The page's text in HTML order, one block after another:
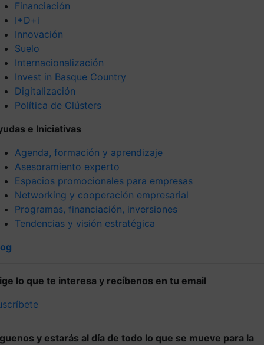
Financiación
I+D+i
Innovación
Suelo
Internacionalización
Invest in Basque Country
Digitalización
Política de Clústers
e Iniciativas
Agenda, formación y aprendizaje
Asesoramiento experto
Espacios promocionales para empresas
Networking y cooperación empresarial
Programas, financiación, inversiones
Tendencias y visión estratégica
lo que te interesa y recíbenos en tu email
y estarás al día de todo lo que se mueve para la